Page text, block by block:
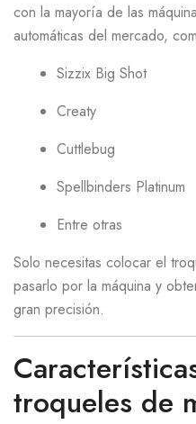
con la mayoría de las
automáticas del mercado,
Sizzix Big Shot
Creaty
Cuttlebug
Spellbinders Platinum
Entre otras
Solo necesitas colocar el
pasarlo por la máquina y
gran precisión.
troqueles de